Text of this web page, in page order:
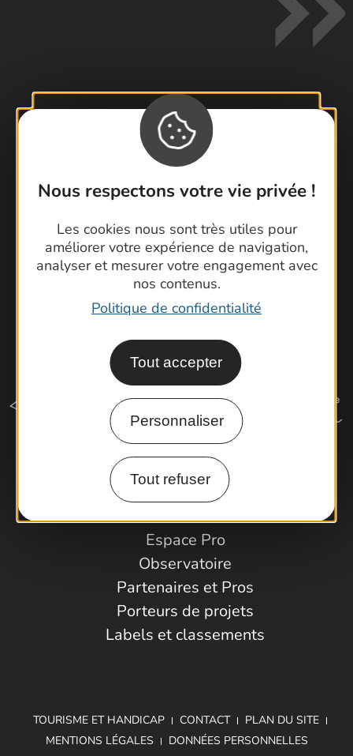
Nous respectons votre vie privée !
Les cookies nous sont très utiles pour
améliorer votre expérience de navigation,
analyser et mesurer votre engagement avec
nos contenus.
Politique de confidentialité
Tout accepter
Personnaliser
Tout refuser
Contactez-nous !
Foire aux questions
Brochures
Cartoguides et Topoguides
Comment venir ?
Espace Pro
Observatoire
Partenaires et Pros
Porteurs de projets
Labels et classements
TOURISME ET HANDICAP CONTACT
PLAN DU SITE
MENTIONS LÉGALES
DONNÉES PERSONNELLES